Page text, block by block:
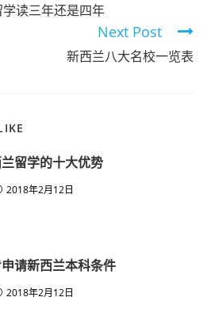
读三年还是四年
Next Post
新西兰八大名校一览表
留学的十大优势
2018年2月12日
请新西兰本科条件
2018年2月12日